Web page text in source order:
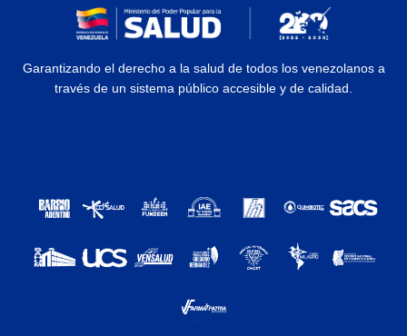
Garantizando el derecho a la salud de todos los venezolanos a
través de un sistema público accesible y de calidad.